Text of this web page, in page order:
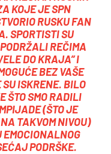
KOJE JE SPN
RUSKU FAN
SPORTISTI SU
REČIMA
DO KRAJA” I
BEZ VAŠE
SU ISKRENE. BILO
ŠTO SMO RADILI
(ŠTO JE
TAKVOM NIVOU)
PODRŠKE.